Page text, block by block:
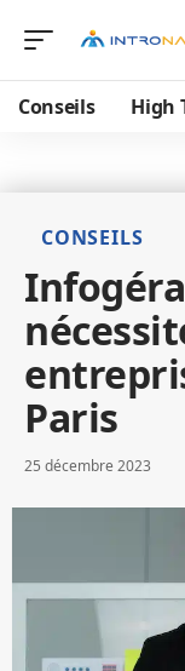
Conseils High
CONSEILS
Paris
25 décembre 2023